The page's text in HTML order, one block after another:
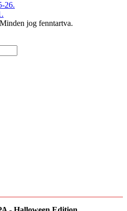
26.
jog fenntartva.